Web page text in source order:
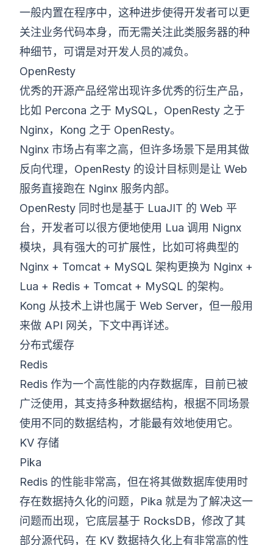
一般内置在程序中，这种进步使得开发者可以更
关注业务代码本身，而无需关注此类服务器的种
种细节，可谓是对开发人员的减负。
OpenResty
优秀的开源产品经常出现许多优秀的衍生产品，
比如 Percona 之于 MySQL，OpenResty 之于
Nginx，Kong 之于 OpenResty。
Nginx 市场占有率之高，但许多场景下是用其做
反向代理，OpenResty 的设计目标则是让 Web
服务直接跑在 Nginx 服务内部。
OpenResty 同时也是基于 LuaJIT 的 Web 平
台，开发者可以很方便地使用 Lua 调用 Nignx
模块，具有强大的可扩展性，比如可将典型的
Nginx + Tomcat + MySQL 架构更换为 Nginx +
Lua + Redis + Tomcat + MySQL 的架构。
Kong 从技术上讲也属于 Web Server，但一般用
来做 API 网关，下文中再详述。
分布式缓存
Redis
Redis 作为一个高性能的内存数据库，目前已被
广泛使用，其支持多种数据结构，根据不同场景
使用不同的数据结构，才能最有效地使用它。
KV 存储
Pika
Redis 的性能非常高，但在将其做数据库使用时
存在数据持久化的问题，Pika 就是为了解决这一
问题而出现，它底层基于 RocksDB，修改了其
部分源代码，在 KV 数据持久化上有非常高的性